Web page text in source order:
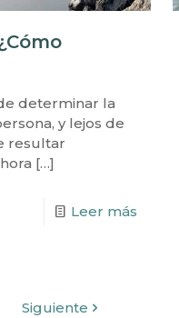
determinar la
y lejos de
resultar
[…]
Leer más
Siguiente